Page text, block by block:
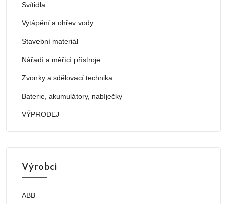
Svítidla
Vytápění a ohřev vody
Stavební materiál
Nářadí a měřící přístroje
Zvonky a sdělovací technika
Baterie, akumulátory, nabíječky
VÝPRODEJ
Výrobci
ABB